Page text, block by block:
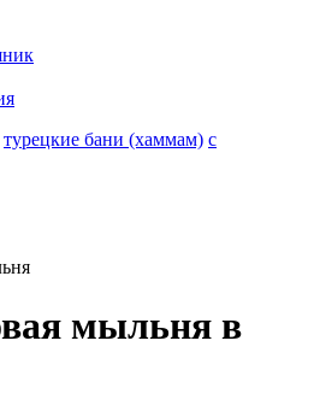
турецкие бани (хаммам) с
мыльня в